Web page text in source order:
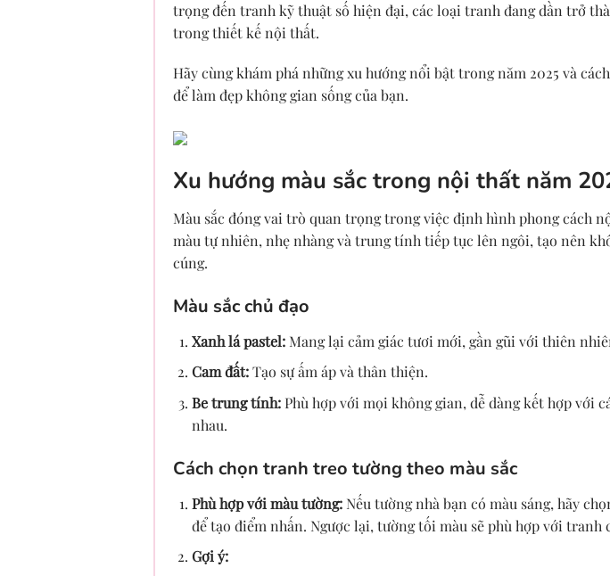
trọng đến tranh kỹ thuật số hiện đại, các loại tranh đang dần trở
trong thiết kế nội thất.
Hãy cùng khám phá những xu hướng nổi bật trong năm 2025 và
để làm đẹp không gian sống của bạn.
Xu hướng màu sắc trong nội thất năm
Màu sắc đóng vai trò quan trọng trong việc định hình phong cách
màu tự nhiên, nhẹ nhàng và trung tính tiếp tục lên ngôi, tạo nên
cúng.
Màu sắc chủ đạo
Xanh lá pastel:Mang lại cảm giác tươi mới, gần gũi với thiên
Cam đất:Tạo sự ấm áp và thân thiện.
Be trung tính:Phù hợp với mọi không gian, dễ dàng kết hợp với
nhau.
Cách chọn tranh treo tường theo màu sắc
Phù hợp với màu tường:Nếu tường nhà bạn có màu sáng, hãy
để tạo điểm nhấn. Ngược lại, tường tối màu sẽ phù hợp với tranh
Gợi ý: